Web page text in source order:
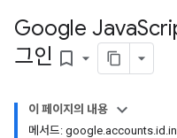
Google Java
그인 bookmark_border
이 페이지의 내용
메서드: